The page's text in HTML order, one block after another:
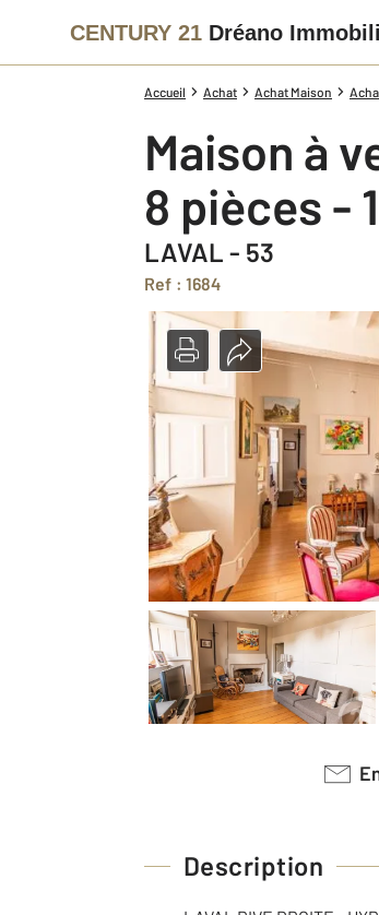
CENTURY 21 Dréano
Accueil Achat Achat Maison
Maison à
8 pièces -
LAVAL - 53
Ref : 1684
Description